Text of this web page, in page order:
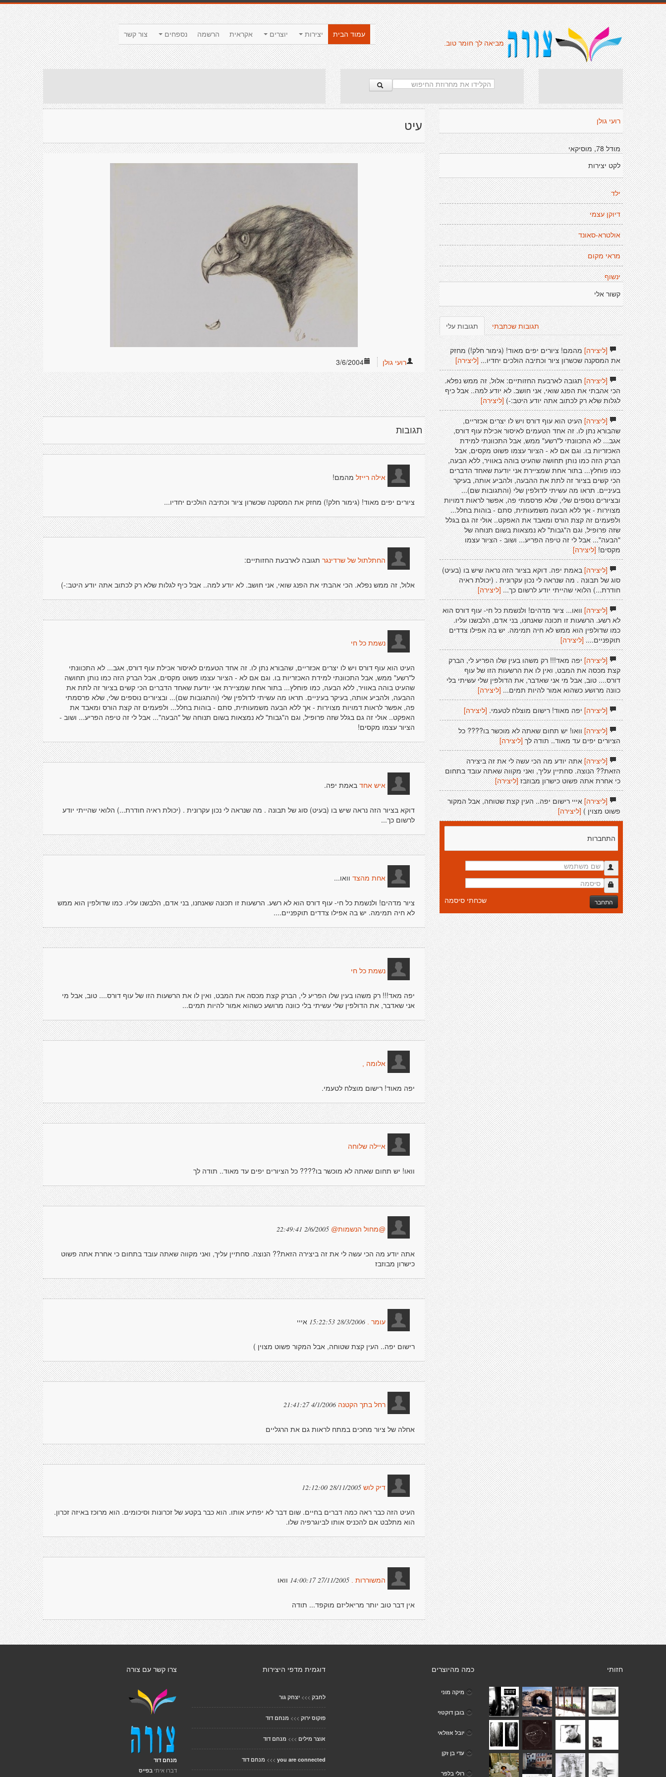
צור קשר נספחים הרשמה אקראית יוצרים יצירות
עמוד הבית
מביאה לך חומר טוב.
עיט
3/6/2004 רועי גולן
תגובות
אילה רייזל מהמם!
ציורים יפים מאוד! (גימור חלק!) מחזק את המסקנה שכשרון ציור וכתיבה הולכים יחדיו...
החתלתול של שרדינגר תגובה לארבעת החזותיים:
אלול, זה ממש נפלא. הכי אהבתי את הפנג שואי, אני חושב. לא יודע למה.. אבל כיף לגלות שלא רק לכתוב אתה יודע היטב:-)
נשמת כל חי
העיט הוא עוף דורס ויש לו יצרים אכזריים, שהבורא נתן לו. זה אחד הטעמים לאיסור אכילת עוף דורס, אגב... לא התכוונתי
ל"רשע" ממש, אבל התכוונתי למידת האכזריות בו. וגם אם לא - הציור עצמו פשוט מקסים, אבל הברק הזה כמו נותן תחושה
שהעיט בוהה באוויר, ללא הבעה, כמו פוחלץ... בתור אחת שמציירת אני יודעת שאחד הדברים הכי קשים בציור זה לתת את
ההבעה, ולהביע אותה, בעיקר בעיניים. תראו מה עשיתי לדולפין שלי (והתגובות שם)... ובציורים נוספים שלי, שלא פרסמתי
פה, אפשר לראות דמויות מצוירות - אך ללא הבעה משמעותית, סתם - בוהות בחלל... ולפעמים זה קצת הורס ומאבד את
האפקט.. אולי זה גם בגלל שזה פרופיל, וגם ה"גבות" לא נמצאות בשום תנוחה של "הבעה"... אבל לי זה טיפה הפריע... ושוב -
הציור עצמו מקסים!
איש אחד באמת יפה.
דוקא בציור הזה נראה שיש בו (בעיט) סוג של תבונה . מה שנראה לי נכון עקרונית . (יכולת ראיה חודרת...) הלואי שהייתי יודע
לרשום כך...
אחת מהצד וואו...
ציור מדהים! ולנשמת כל חי- עוף דורס הוא לא רשע. הרשעות זו תכונה שאנחנו, בני אדם, הלבשנו עליו. כמו שדולפין הוא ממש
לא חיה תמימה. יש בה אפילו צדדים תוקפניים....
נשמת כל חי
יפה מאד!!! רק משהו בעין שלו הפריע לי, הברק קצת מכסה את המבט, ואין לו את הרשעות הזו של עוף דורס.... טוב, אבל מי
אני שאדבר, את הדולפין שלי עשיתי בלי כוונה מרושע כשהוא אמור להיות תמים...
אלומה ,
יפה מאוד! רישום מוצלח לטעמי.
איילה שלוחה
וואו! יש תחום שאתה לא מוכשר בו???? כל הציורים יפים עד מאוד.. תודה לך
@מחול הנשמות@ 2/6/2005 22:49:41
אתה יודע מה הכי עשה לי את זה ביצירה הזאת?? הנוצה. סחתיין עליך, ואני מקווה שאתה עובד בתחום כי אחרת אתה פשוט
כישרון מבוזבז
עומר . 28/3/2006 15:22:53 אייי
רישום יפה.. העין קצת שטוחה, אבל המקור פשוט מצוין )
רחל בתך הקטנה 4/1/2006 21:41:27
אחלה של ציור מחכים במתח לראות גם את הרגליים
דיק לוש 28/11/2005 12:12:00
העיט הזה כבר ראה כמה דברים בחיים. שום דבר לא יפתיע אותו. הוא כבר בקטע של זכרונות וסיכומים. הוא מרוכז באיזה זכרון.
הוא מתלבט אם להכניס אותו לביוגרפיה שלו.
המשוררות . 27/11/2005 14:00:17 וואו
אין דבר טוב יותר מריאליזם מוקפד... תודה
רועי גולן
מודל 78, מוסיקאי
לקט יצירות
ילד
דיוקן עצמי
אולטרא-סאונד
מראי מקום
ינשוף
קשור אלי
תגובות עלי תגובות שכתבתי
[ליצירה]מהמם! ציורים יפים מאוד! (גימור חלק!) מחזק
את המסקנה שכשרון ציור וכתיבה הולכים יחדיו... [ליצירה]
[ליצירה]תגובה לארבעת החזותיים: אלול, זה ממש נפלא.
הכי אהבתי את הפנג שואי, אני חושב. לא יודע למה.. אבל כיף
לגלות שלא רק לכתוב אתה יודע היטב:-) [ליצירה]
[ליצירה]העיט הוא עוף דורס ויש לו יצרים אכזריים,
שהבורא נתן לו. זה אחד הטעמים לאיסור אכילת עוף דורס,
אגב... לא התכוונתי ל"רשע" ממש, אבל התכוונתי למידת
האכזריות בו. וגם אם לא - הציור עצמו פשוט מקסים, אבל
הברק הזה כמו נותן תחושה שהעיט בוהה באוויר, ללא הבעה,
כמו פוחלץ... בתור אחת שמציירת אני יודעת שאחד הדברים
הכי קשים בציור זה לתת את ההבעה, ולהביע אותה, בעיקר
בעיניים. תראו מה עשיתי לדולפין שלי (והתגובות שם)...
ובציורים נוספים שלי, שלא פרסמתי פה, אפשר לראות דמויות
מצוירות - אך ללא הבעה משמעותית, סתם - בוהות בחלל...
ולפעמים זה קצת הורס ומאבד את האפקט.. אולי זה גם בגלל
שזה פרופיל, וגם ה"גבות" לא נמצאות בשום תנוחה של
"הבעה"... אבל לי זה טיפה הפריע... ושוב - הציור עצמו
מקסים! [ליצירה]
[ליצירה]באמת יפה. דוקא בציור הזה נראה שיש בו (בעיט)
סוג של תבונה . מה שנראה לי נכון עקרונית . (יכולת ראיה
חודרת...) הלואי שהייתי יודע לרשום כך... [ליצירה]
[ליצירה]וואו... ציור מדהים! ולנשמת כל חי- עוף דורס הוא
לא רשע. הרשעות זו תכונה שאנחנו, בני אדם, הלבשנו עליו.
כמו שדולפין הוא ממש לא חיה תמימה. יש בה אפילו צדדים
תוקפניים.... [ליצירה]
[ליצירה]יפה מאד!!! רק משהו בעין שלו הפריע לי, הברק
קצת מכסה את המבט, ואין לו את הרשעות הזו של עוף
דורס.... טוב, אבל מי אני שאדבר, את הדולפין שלי עשיתי בלי
כוונה מרושע כשהוא אמור להיות תמים... [ליצירה]
[ליצירה]יפה מאוד! רישום מוצלח לטעמי. [ליצירה]
[ליצירה]וואו! יש תחום שאתה לא מוכשר בו???? כל
הציורים יפים עד מאוד.. תודה לך [ליצירה]
[ליצירה]אתה יודע מה הכי עשה לי את זה ביצירה
הזאת?? הנוצה. סחתיין עליך, ואני מקווה שאתה עובד בתחום
כי אחרת אתה פשוט כישרון מבוזבז[ליצירה]
[ליצירה]אייי רישום יפה.. העין קצת שטוחה, אבל המקור
פשוט מצוין ) [ליצירה]
התחברות
התחבר שכחתי סיסמה
צרו קשר עם צורה
מנחם דוד
דברו איתי בפייס
דוגמית מדפי היצירות
לחבק >>> יצחק גור
פוקוס ירוק >>> מנחם דוד
אוצר מילים >>> מנחם דוד
you are connected
>>> מנחם דוד
כמה מהיוצרים
מיקה מוני
בובן דוקטזי
יובל אזולאי
עדי בן זקן
רולי בלפר
חזותי